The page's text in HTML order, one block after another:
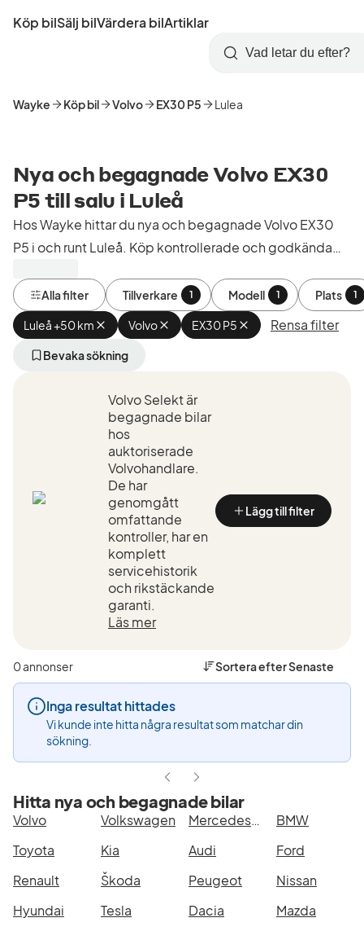
till
Startsida
Köp bilSälj bilVärdera bilArtiklar
Skapa
konto
Logga
in
Sök
Wayke Köp bil Volvo EX30 P5 Lulea
Nya och begagnade Volvo EX30
P5 till salu i Luleå
Hos Wayke hittar du nya och begagnade Volvo EX30
P5 i och runt Luleå. Köp kontrollerade och godkända
Alla filter Tillverkare 1 Modell 1 Plats 1
Luleå +50 km Ta
bort
aktivt
+50
km
(Plats)
Volvo Ta
bort
(Tillverkare)
EX30 P5 Ta
bort
Rensa filter
Bevaka sökning
Volvo Selekt är
begagnade bilar
hos
auktoriserade
Volvohandlare.
De har
genomgått
omfattande
kontroller, har en
komplett
servicehistorik
och rikstäckande
garanti.
Läs mer
Lägg till filter
0 annonser Sortera efterSenaste
Inga resultat hittades
Vi kunde inte hitta några resultat som matchar din
sökning.
Hitta nya och begagnade bilar
Volvo Volkswagen Mercedes-Benz
BMW
Toyota
Kia Audi
Ford
Renault
Škoda Peugeot
Nissan
Hyundai
Tesla Dacia
Mazda